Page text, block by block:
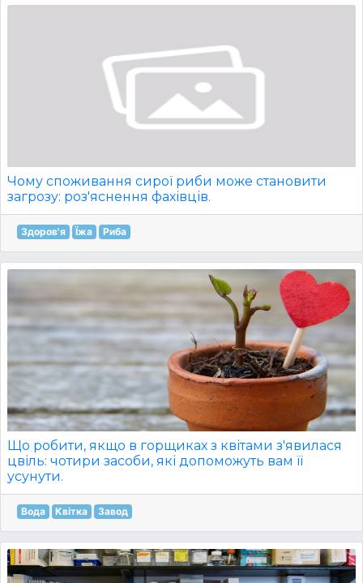
Чому споживання сирої риби може становити
загрозу: роз'яснення фахівців.
Здоров'я Їжа Риба
Що робити, якщо в горщиках з квітами з'явилася
цвіль: чотири засоби, які допоможуть вам її
усунути.
Вода Квітка Завод